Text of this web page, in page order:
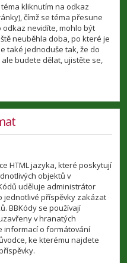
kliknutím na odkaz
čímž se téma přesune
nevidíte, mohlo být
neuběhla doba, po které je
také jednoduše tak, že do
budete dělat, ujistěte se,
HTML jazyka, které poskytují
objektů v
uděluje administrátor
jednotlivé příspěvky zakázat
BBKódy se používají
v hranatých
informací o formátování
ke kterému najdete